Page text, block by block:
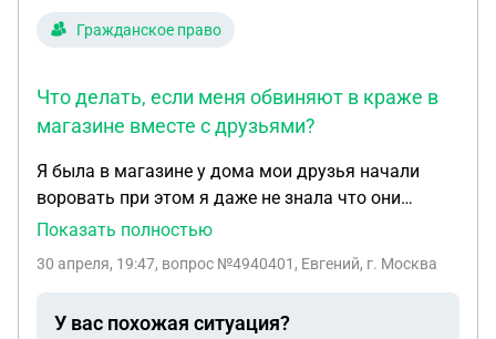
Гражданское право
Что делать, если меня обвиняют в краже в
магазине вместе с друзьями?
Я была в магазине у дома мои друзья начали
воровать при этом я даже не знала что они
воруют и на нас вызвали полицию сказав что я и
верят говорят что полиция совсем разберётся что
Показать полностью
30 апреля, 19:47, вопрос №4940401, Евгений, г. Москва
У вас похожая ситуация?